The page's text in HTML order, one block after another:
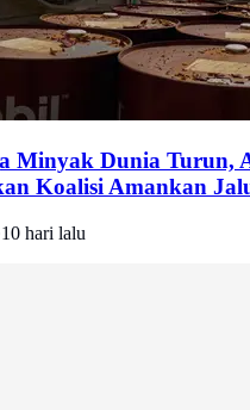
Minyak Dunia Turun,
Koalisi Amankan
10 hari lalu